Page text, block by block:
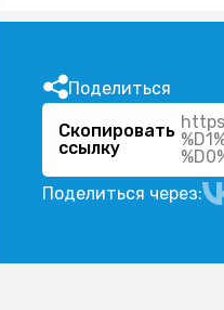
Поделиться
Скопировать
ссылку
Поделиться через: